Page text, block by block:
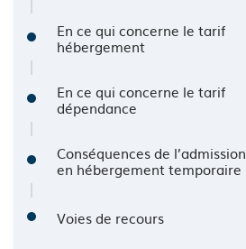
En ce qui concerne le tarif
hébergement
En ce qui concerne le tarif
dépendance
Conséquences de l’admission
en hébergement temporaire
Voies de recours